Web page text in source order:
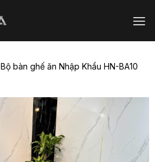
Bộ bàn ghế ăn Nhập Khẩu HN-BA10